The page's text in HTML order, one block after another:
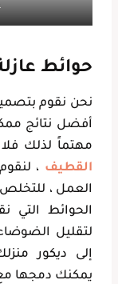
حوائط
نحن نقوم
أفضل نتائج
مهتماً لذلك فلا
القطيف ،
العمل ،
الحوائط
لتقليل
إلى ديكور
يمكنك دمجها